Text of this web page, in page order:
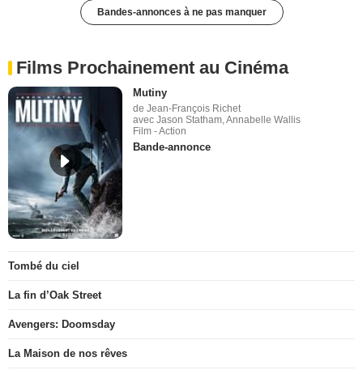
Bandes-annonces à ne pas manquer
Films Prochainement au Cinéma
Mutiny
de Jean-François Richet
avec Jason Statham, Annabelle Wallis
Film - Action
Bande-annonce
Tombé du ciel
La fin d’Oak Street
Avengers: Doomsday
La Maison de nos rêves